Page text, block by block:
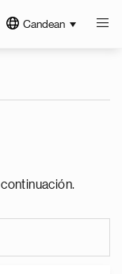
Candean